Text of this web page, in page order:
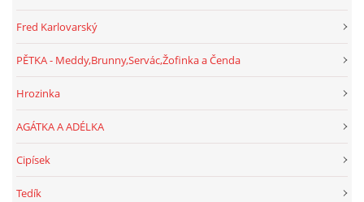
Fred Karlovarský
PĚTKA - Meddy,Brunny,Servác,Žofinka a Čenda
Hrozinka
AGÁTKA A ADÉLKA
Cipísek
Tedík